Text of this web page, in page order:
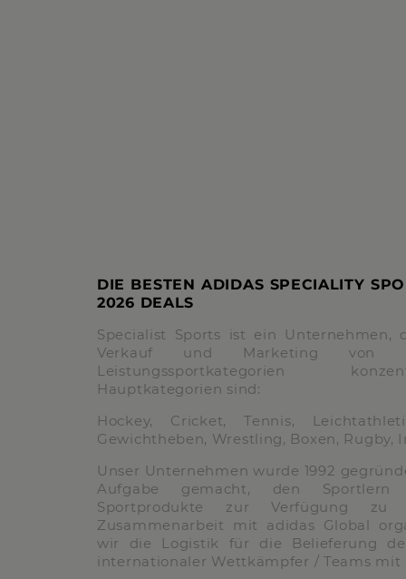
DIE BESTEN ADIDAS SPECIALITY
2026 DEALS
Specialist Sports ist ein Unternehmen,
Verkauf und Marketing von
Leistungssportkategorien
Hauptkategorien sind:
Hockey, Cricket, Tennis,
Gewichtheben, Wrestling, Boxen, Rugby,
Unser Unternehmen wurde 1992
Aufgabe gemacht, den
Sportprodukte zur Verfügung
Zusammenarbeit mit adidas Global
wir die Logistik für die Belieferung
internationaler Wettkämpfer / Teams mit